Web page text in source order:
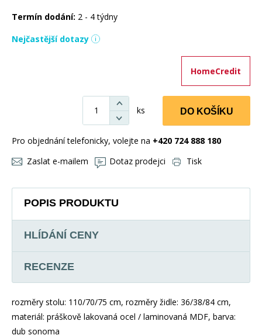
Termín dodání: 2 - 4 týdny
Nejčastější dotazy
HomeCredit
ks DO KOŠÍKU
Pro objednání telefonicky, volejte na +420 724 888 180
Zaslat e-mailem
Dotaz prodejci Tisk
POPIS PRODUKTU
HLÍDÁNÍ CENY
RECENZE
rozměry stolu: 110/70/75 cm, rozměry židle: 36/38/84 cm,
materiál: práškově lakovaná ocel / laminovaná MDF, barva:
dub sonoma